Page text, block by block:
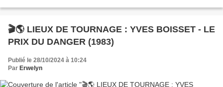
🎬🌎 LIEUX DE TOURNAGE : YVES BOISSET - LE
PRIX DU DANGER (1983)
Publié le 28/10/2024 à 10:24
Par Erwelyn